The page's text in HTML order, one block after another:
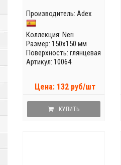
Производитель: Adex
Коллекция: Neri
Размер: 150x150 мм
Поверхность: глянцевая
Артикул: 10064
Цена: 132 руб/шт
КУПИТЬ